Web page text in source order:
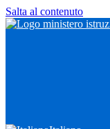
Salta al contenuto